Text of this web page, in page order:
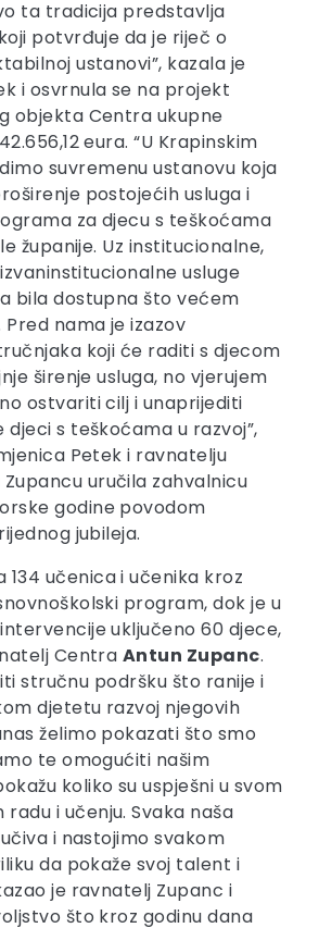
ta tradicija predstavlja
potvrđuje da je riječ o
ustanovi”, kazala je
i osvrnula se na projekt
objekta Centra ukupne
eura. “U Krapinskim
suvremenu ustanovu koja
postojećih usluga i
za djecu s teškoćama
županije. Uz institucionalne,
usluge
bila dostupna što većem
nama je izazov
koji će raditi s djecom
širenje usluga, no vjerujem
ostvariti cilj i unaprijediti
s teškoćama u razvoj”,
Petek i ravnatelju
uručila zahvalnicu
godine povodom
jubileja.
učenica i učenika kroz
program, dok je u
uključeno 60 djece,
Centra Antun Zupanc.
stručnu podršku što ranije i
djetetu razvoj njegovih
želimo pokazati što smo
te omogućiti našim
koliko su uspješni u svom
i učenju. Svaka naša
i nastojimo svakom
da pokaže svoj talent i
je ravnatelj Zupanc i
što kroz godinu dana